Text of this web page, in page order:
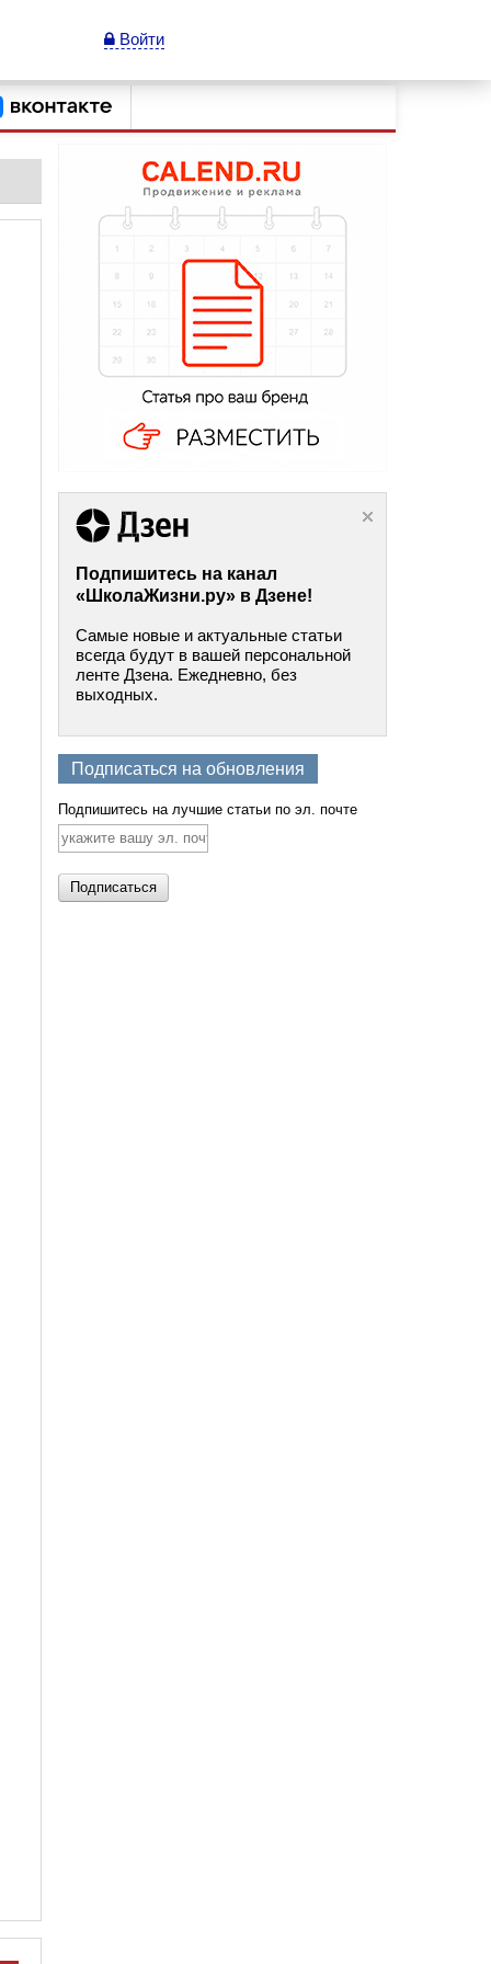
Войти
Подпишитесь на канал
«ШколаЖизни.ру» в Дзене!
Самые новые и актуальные статьи
всегда будут в вашей персональной
ленте Дзена. Ежедневно, без
выходных.
Подписаться на обновления
Подпишитесь на лучшие статьи по эл. почте